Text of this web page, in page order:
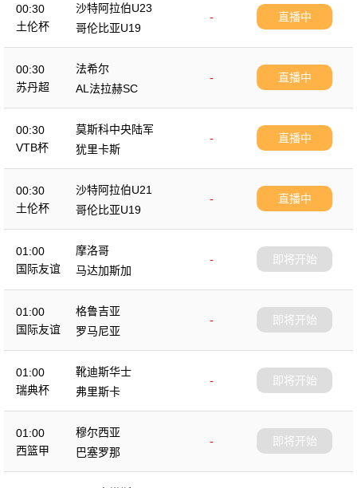
00:30
土伦杯
沙特阿拉伯U23
-
哥伦比亚U19
直播中
00:30
苏丹超
法希尔
-
AL法拉赫SC
直播中
00:30
VTB杯
莫斯科中央陆军
-
犹里卡斯
直播中
00:30
土伦杯
沙特阿拉伯U21
-
哥伦比亚U19
直播中
01:00
国际友谊
摩洛哥
-
马达加斯加
即将开始
01:00
国际友谊
格鲁吉亚
-
罗马尼亚
即将开始
01:00
瑞典杯
靴迪斯华士
-
弗里斯卡
即将开始
01:00
西篮甲
穆尔西亚
-
巴塞罗那
即将开始